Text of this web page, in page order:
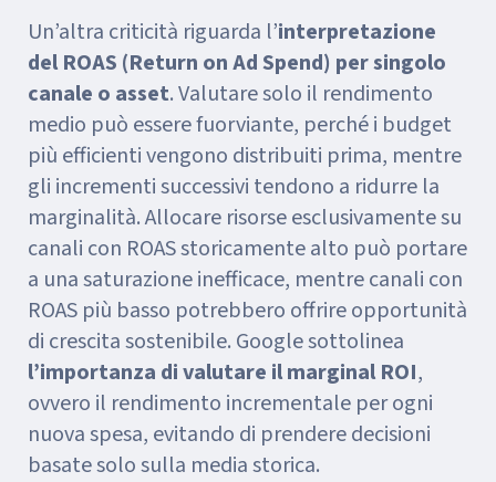
Un’altra criticità riguarda l’interpretazione
del ROAS (Return on Ad Spend) per singolo
canale o asset. Valutare solo il rendimento
medio può essere fuorviante, perché i budget
più efficienti vengono distribuiti prima, mentre
gli incrementi successivi tendono a ridurre la
marginalità. Allocare risorse esclusivamente su
canali con ROAS storicamente alto può portare
a una saturazione inefficace, mentre canali con
ROAS più basso potrebbero offrire opportunità
di crescita sostenibile. Google sottolinea
l’importanza di valutare il marginal ROI,
ovvero il rendimento incrementale per ogni
nuova spesa, evitando di prendere decisioni
basate solo sulla media storica.